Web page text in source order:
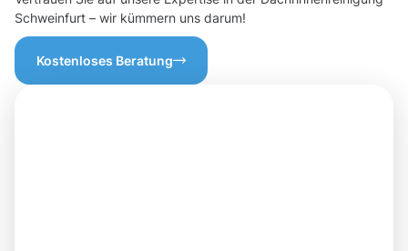
Schweinfurt – wir kümmern uns darum!
Kostenloses Beratung